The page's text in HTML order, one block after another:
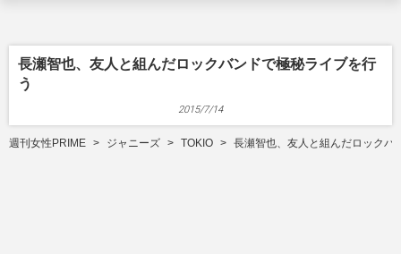
長瀬智也、友人と組んだロックバンドで極秘ライブを行
う
2015/7/14
週刊女性PRIME ジャニーズ TOKIO 長瀬智也、友人と組んだロックバ